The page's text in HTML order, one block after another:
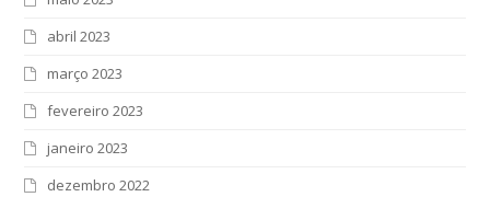
abril 2023
março 2023
fevereiro 2023
janeiro 2023
dezembro 2022